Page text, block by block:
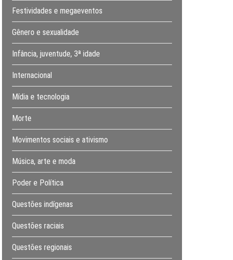
Festividades e megaeventos
Gênero e sexualidade
Infância, juventude, 3ª idade
Internacional
Mídia e tecnologia
Morte
Movimentos sociais e ativismo
Música, arte e moda
Poder e Política
Questões indígenas
Questões raciais
Questões regionais